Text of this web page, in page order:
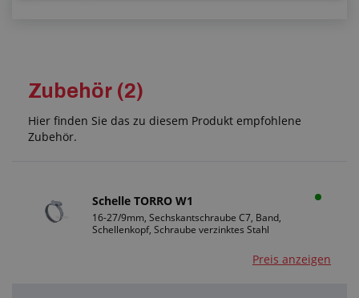
Zubehör (2)
Hier finden Sie das zu diesem Produkt empfohlene
Zubehör.
Schelle TORRO W1
16-27/9mm, Sechskantschraube C7, Band,
Schellenkopf, Schraube verzinktes Stahl
Preis anzeigen